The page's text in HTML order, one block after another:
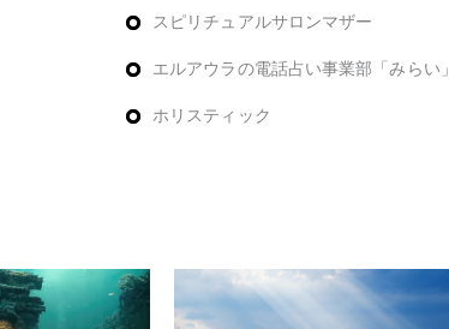
スピリチュアルサロンマザー
エルアウラの電話占い事業部「みらい」
ホリスティック